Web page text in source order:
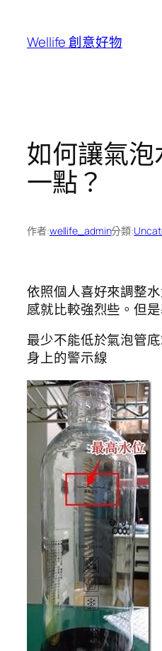
Wellife 創意好物
如何讓氣
一點？
作者:wellife_admin分類:
依照個人喜好來調整
感就比較強烈些。但
最少不能低於氣泡管
身上的警示線